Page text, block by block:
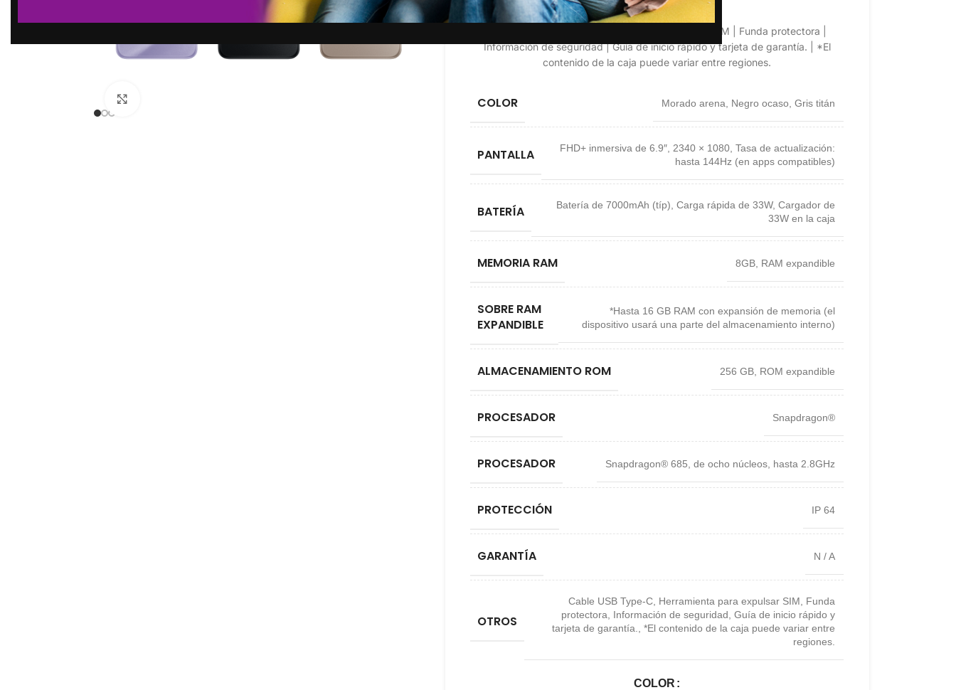
Tu teléfono incluye:
Cable USB Type-C | Herramienta para expulsar SIM | Funda protectora |
Información de seguridad | Guía de inicio rápido y tarjeta de garantía. | *El
contenido de la caja puede variar entre regiones.
COLOR Morado arena Negro ocaso Gris titán
PANTALLA FHD+ inmersiva de 6.9″, 2340 × 1080, Tasa de actualización:
hasta 144Hz (en apps compatibles)
BATERÍA Batería de 7000mAh (típ) Carga rápida de 33W, Cargador de
33W en la caja
MEMORIA RAM 8GB, RAM expandible
SOBRE RAM
EXPANDIBLE
*Hasta 16 GB RAM con expansión de memoria (el
dispositivo usará una parte del almacenamiento interno)
ALMACENAMIENTO ROM 256 GB, ROM expandible
PROCESADOR Snapdragon®
PROCESADOR Snapdragon® 685 de ocho núcleos, hasta 2.8GHz
PROTECCIÓN IP 64
GARANTÍA N / A
OTROS
Cable USB Type-C, Herramienta para expulsar SIM
Funda
protectora
Información de seguridad Guía de inicio rápido y
tarjeta de garantía.
*El contenido de la caja puede variar entre
regiones.
COLOR